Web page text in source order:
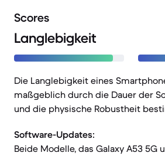
Scores
Langlebigkeit
Die Langlebigkeit eines
maßgeblich durch die Dauer der
und die physische Robustheit
Software-Updates:
Beide Modelle, das Galaxy A53 5G